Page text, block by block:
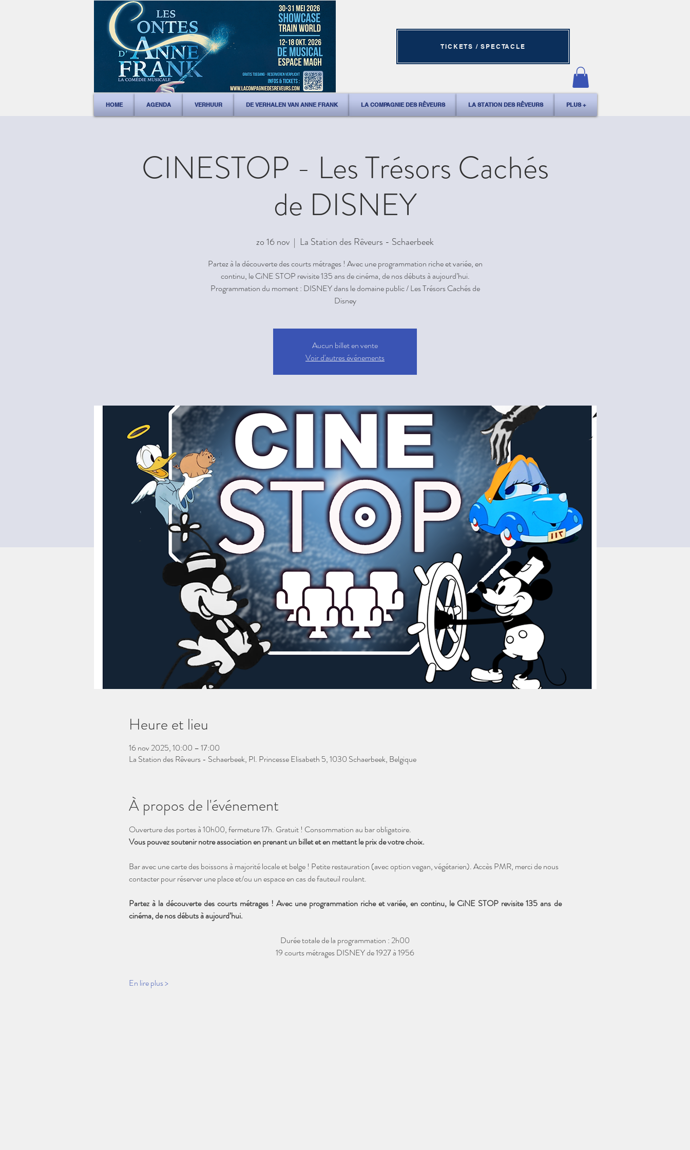
TICKETS / SPECTACLE
HOME AGENDA VERHUUR DE VERHALEN VAN ANNE FRANK LA COMPAGNIE DES RÊVEURS LA STATION DES RÊVEURS PLUS +
CINESTOP - Les Trésors Cachés
de DISNEY
zo 16 nov
  |
La Station des Rêveurs - Schaerbeek
Partez à la découverte des courts métrages ! Avec une programmation riche et variée, en
continu, le CiNE STOP revisite 135 ans de cinéma, de nos débuts à aujourd’hui.
Programmation du moment : DISNEY dans le domaine public / Les Trésors Cachés de
Disney
Aucun billet en vente
Voir d'autres événements
Heure et lieu
16 nov 2025, 10:00 – 17:00
La Station des Rêveurs - Schaerbeek, Pl. Princesse Elisabeth 5, 1030 Schaerbeek, Belgique
À propos de l'événement
Ouverture des portes à 10h00, fermeture 17h. Gratuit ! Consommation au bar obligatoire.
Vous pouvez soutenir notre association en prenant un billet et en mettant le prix de votre choix.
Bar avec une carte des boissons à majorité locale et belge ! Petite restauration (avec option vegan, végétarien). Accès PMR, merci de nous
contacter pour réserver une place et/ou un espace en cas de fauteuil roulant.
Partez à la découverte des courts métrages ! Avec une programmation riche et variée, en continu, le CiNE STOP revisite 135 ans de
cinéma, de nos débuts à aujourd’hui.
Durée totale de la programmation : 2h00
19 courts métrages DISNEY de 1927 à 1956
En lire plus >